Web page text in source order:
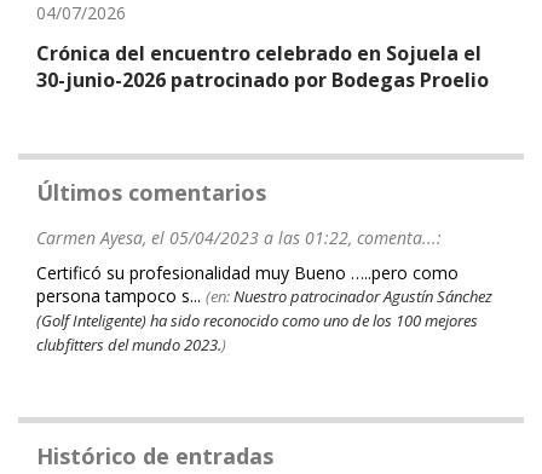
04/07/2026
Crónica del encuentro celebrado en Sojuela el
30-junio-2026 patrocinado por Bodegas Proelio
Últimos comentarios
Carmen Ayesa, el 05/04/2023 a las 01:22, comenta...:
Certificó su profesionalidad muy Bueno …..pero como
persona tampoco s... (en:Nuestro patrocinador Agustín Sánchez
(Golf Inteligente) ha sido reconocido como uno de los 100 mejores
clubfitters del mundo 2023.)
Histórico de entradas